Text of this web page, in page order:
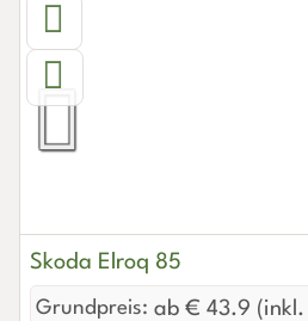
Skoda Elroq 85
Grundpreis: ab € 43.9 (inkl.